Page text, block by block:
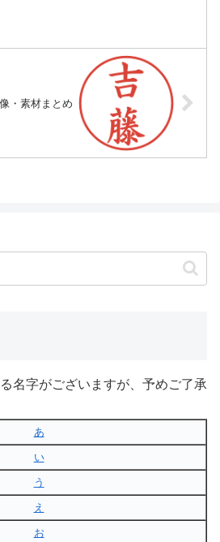
・素材まとめ
名字がございますが、予めご了承
あ
い
う
え
お